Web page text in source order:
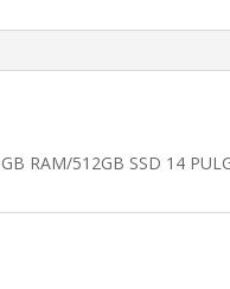
RAM/512GB SSD 14